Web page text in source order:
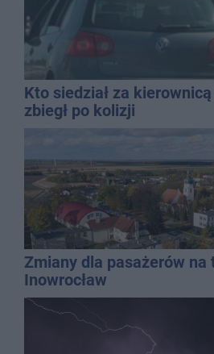
Kto siedział za
zbiegł po kolizji
Zmiany dla pasażerów na
Inowrocław